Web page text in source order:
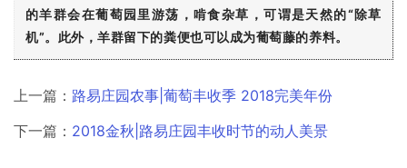
的羊群会在葡萄园里游荡，啃食杂草，可谓是天然的“除草
机”。此外，羊群留下的粪便也可以成为葡萄藤的养料。
上一篇： 路易庄园农事|葡萄丰收季 2018完美年份
下一篇： 2018金秋|路易庄园丰收时节的动人美景